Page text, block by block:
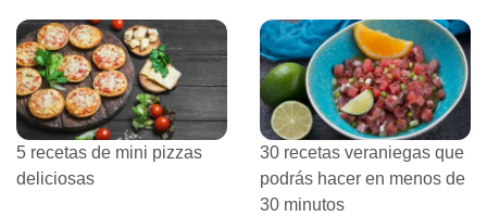
5 recetas de mini pizzas
deliciosas
30 recetas veraniegas que
podrás hacer en menos de
30 minutos